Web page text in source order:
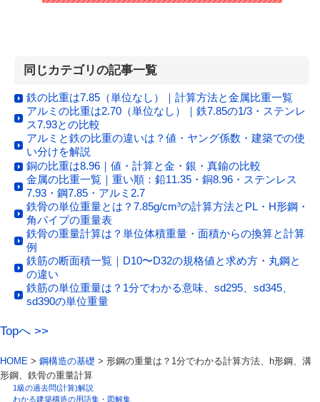
同じカテゴリの記事一覧
鉄の比重は7.85（単位なし）｜計算方法と金属比重一覧
アルミの比重は2.70（単位なし）｜鉄7.85の1/3・ステンレ
ス7.93との比較
アルミと鉄の比重の違いは？値・ヤング係数・建築での使
い分けを解説
銅の比重は8.96｜値・計算と金・銀・真鍮の比較
金属の比重一覧｜重い順：鉛11.35・銅8.96・ステンレス
7.93・鋼7.85・アルミ2.7
鉄骨の単位重量とは？7.85g/cm³の計算方法とPL・H形鋼・
角パイプの重量表
鉄骨の重量計算は？単位体積重量・面積からの換算と計算
例
鉄筋の断面積一覧｜D10〜D32の規格値と求め方・丸鋼と
の違い
鉄筋の単位重量は？1分でわかる意味、sd295、sd345、
sd390の単位重量
Topへ >>
HOME > 鋼構造の基礎 > 形鋼の重量は？1分でわかる計算方法、h形鋼、溝
形鋼、鉄骨の重量計算
1級の過去問(計算)解説
わかる建築構造の用語集・図解集